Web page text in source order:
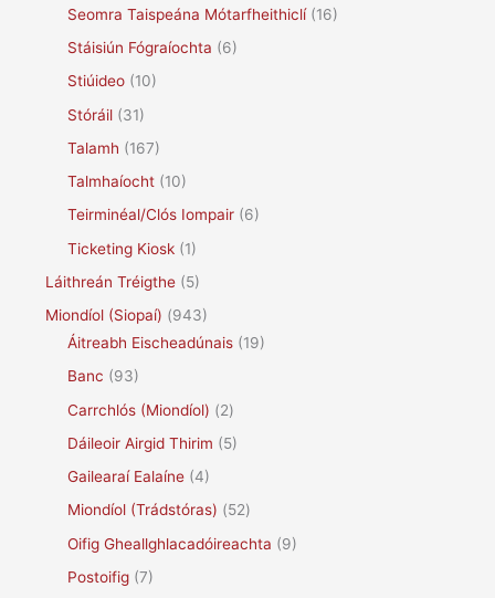
Seomra Taispeána Mótarfheithiclí(16)
Stáisiún Fógraíochta (6)
Stiúideo (10)
Stóráil (31)
Talamh (167)
Talmhaíocht (10)
Teirminéal/Clós Iompair (6)
Ticketing Kiosk (1)
Láithreán Tréigthe (5)
Miondíol (Siopaí) (943)
Áitreabh Eischeadúnais (19)
Banc (93)
Carrchlós (Miondíol) (2)
Dáileoir Airgid Thirim (5)
Gailearaí Ealaíne (4)
Miondíol (Trádstóras) (52)
Oifig Gheallghlacadóireachta (9)
Postoifig (7)